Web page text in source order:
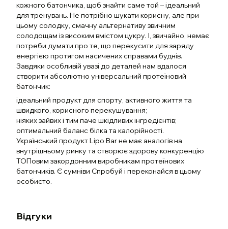
кожного батончика, щоб знайти саме той – ідеальний
для тренувань. Не потрібно шукати корисну, але при
цьому солодку, смачну альтернативу звичним
солодощам із високим вмістом цукру. І, звичайно, немає
потреби думати про те, що перекусити для заряду
енергією протягом насичених справами буднів.
Завдяки особливій увазі до деталей нам вдалося
створити абсолютно універсальний протеїновий
батончик:
ідеальний продукт для спорту, активного життя та
швидкого, корисного перекушування;
ніяких зайвих і тим паче шкідливих інгредієнтів;
оптимальний баланс білка та калорійності.
Український продукт Lipo Bar не має аналогів на
внутрішньому ринку та створює здорову конкуренцію
ТОПовим закордонним виробникам протеїнових
батончиків. Є сумніви Спробуй і переконайся в цьому
особисто.
Відгуки